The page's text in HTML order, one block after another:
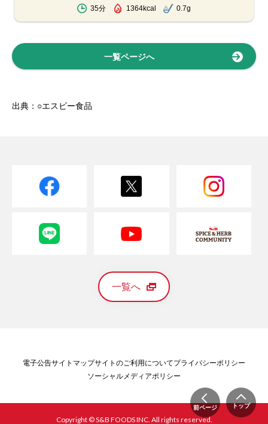
35分 1364kcal 0.7g
一覧ページへ
出典：○エスビー食品
前ページ トップ
一覧へ
電子公告サイトマップサイトのご利用についてプライバシーポリシー
ソーシャルメディアポリシー
Copyright © S&B FOODS INC. All rights reserved.